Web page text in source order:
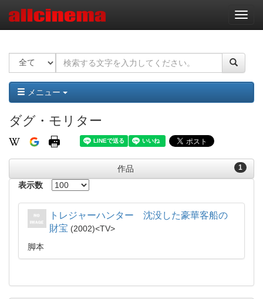
ナ
ビ
ー
ョ
ン
メニュー
ダグ・モリター
1
作品
表示数
トレジャーハンター 沈没した豪華客船の
財宝
2002
TV
脚本